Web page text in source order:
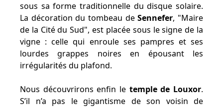
sous sa forme traditionnelle du disque solaire.
La décoration du tombeau deSennefer, "Maire
de la Cité du Sud", est placée sous le signe de la
vigne : celle qui enroule ses pampres et ses
lourdes grappes noires en épousant les
irrégularités du plafond.
Nous découvrirons enfin le temple de Louxor.
S’il n’a pas le gigantisme de son voisin de